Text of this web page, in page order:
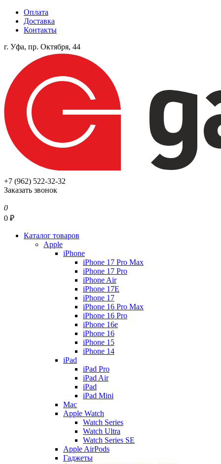
Оплата
Доставка
Контакты
г. Уфа, пр. Октября, 44
+7 (962) 522-32-32
Заказать звонок
0
0 ₽
Каталог товаров
Apple
iPhone
iPhone 17 Pro Max
iPhone 17 Pro
iPhone Air
iPhone 17E
iPhone 17
iPhone 16 Pro Max
iPhone 16 Pro
iPhone 16e
iPhone 16
iPhone 15
iPhone 14
iPad
iPad Pro
iPad Air
iPad
iPad Mini
Mac
Apple Watch
Watch Series
Watch Ultra
Watch Series SE
Apple AirPods
Гаджеты